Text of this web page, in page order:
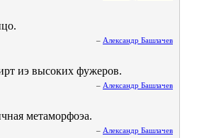
– Александр Башлачев
иэ высоких фужеров.
– Александр Башлачев
метаморфоэа.
– Александр Башлачев